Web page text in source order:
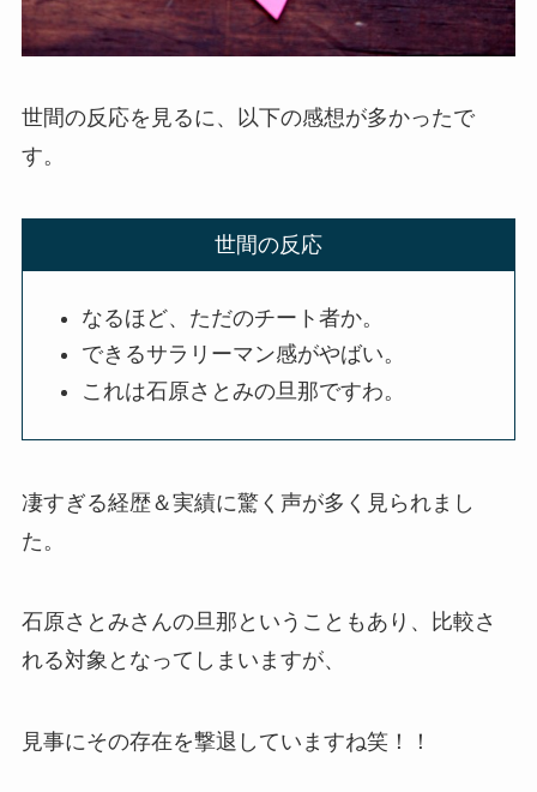
世間の反応を見るに、以下の感想が多かったで
す。
世間の反応
なるほど、ただのチート者か。
できるサラリーマン感がやばい。
これは石原さとみの旦那ですわ。
凄すぎる経歴＆実績に驚く声が多く見られまし
た。
石原さとみさんの旦那ということもあり、比較さ
れる対象となってしまいますが、
見事にその存在を撃退していますね笑！！